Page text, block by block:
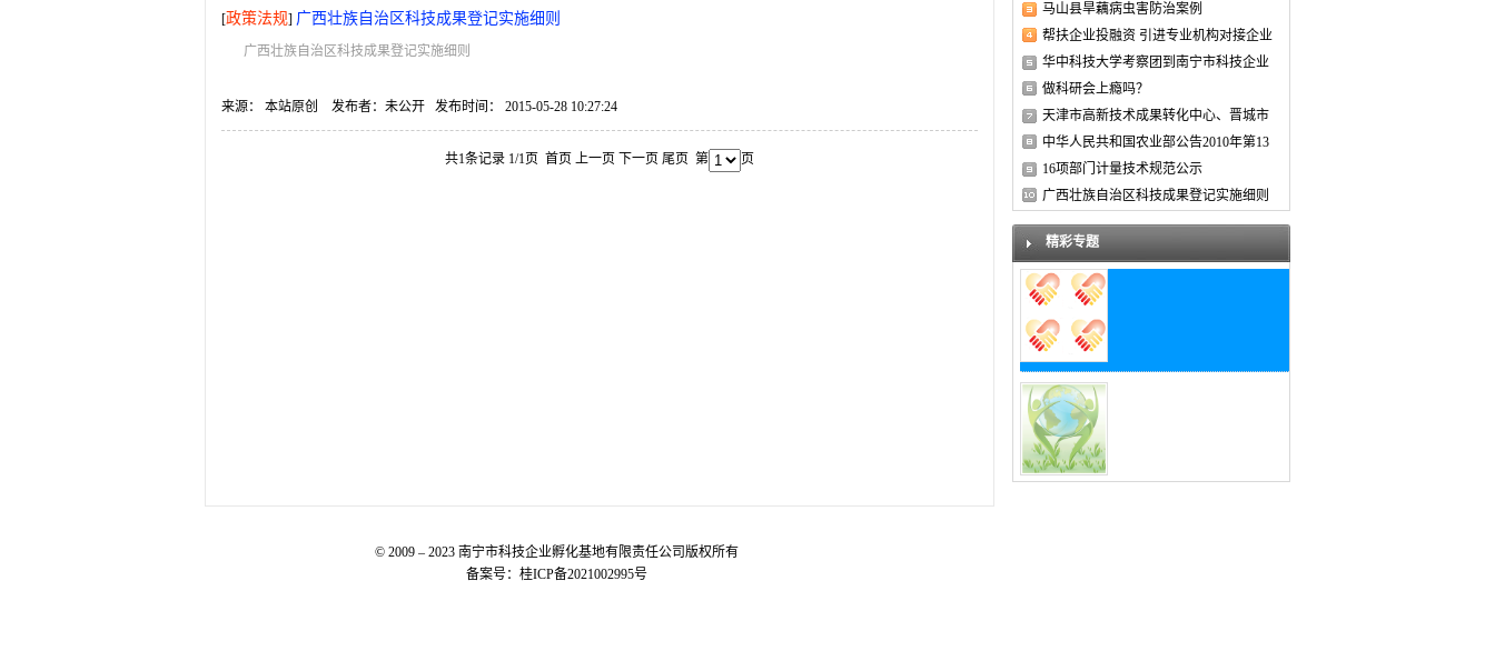
[政策法规] 广西壮族自治区科技成果登记实施细则
广西壮族自治区科技成果登记实施细则
来源：本站原创 发布者：未公开 发布时间： 2015-05-28 10:27:24
共1条记录 1/1页 首页 上一页 下一页 尾页 第 页
马山县旱藕病虫害防治案例
帮扶企业投融资 引进专业机构对接企业
华中科技大学考察团到南宁市科技企业
做科研会上瘾吗？
天津市高新技术成果转化中心、晋城市
中华人民共和国农业部公告2010年第13
16项部门计量技术规范公示
广西壮族自治区科技成果登记实施细则
精彩专题
© 2009 – 2023 南宁市科技企业孵化基地有限责任公司版权所有
备案号： 桂ICP备2021002995号